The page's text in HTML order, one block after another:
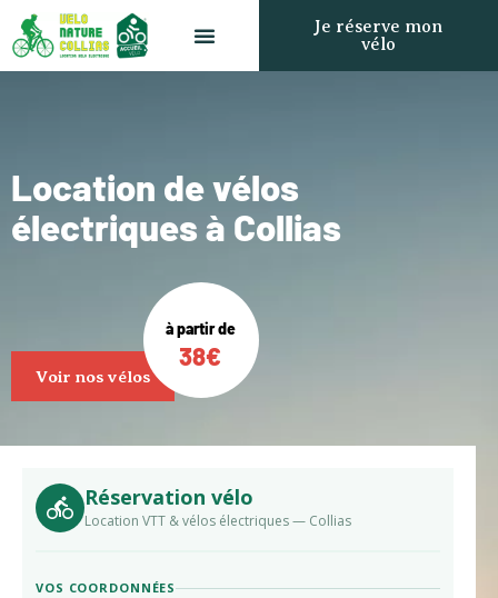
Je réserve mon
vélo
Location de vélos
électriques
Le label Accueil
Vélo
Location de vélos
électriques à Collias
Voir nos vélos
à partir de
38€